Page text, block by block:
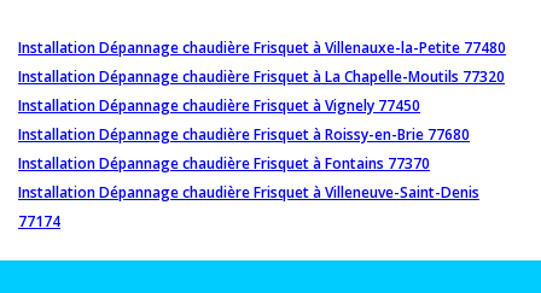
Installation Dépannage chaudière Frisquet à Villenauxe-la-Petite 77480
Installation Dépannage chaudière Frisquet à La Chapelle-Moutils 77320
Installation Dépannage chaudière Frisquet à Vignely 77450
Installation Dépannage chaudière Frisquet à Roissy-en-Brie 77680
Installation Dépannage chaudière Frisquet à Fontains 77370
Installation Dépannage chaudière Frisquet à Villeneuve-Saint-Denis
77174